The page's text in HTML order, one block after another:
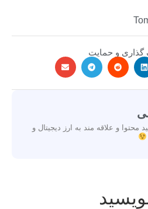
گذاری و حمایت
محتوا و علاقه مند به ارز دیجیتال و